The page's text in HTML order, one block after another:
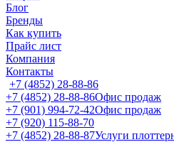
Блог
Бренды
Как купить
Прайс лист
Компания
Контакты
+7 (4852) 28-88-86
+7 (4852) 28-88-86Офис продаж
+7 (901) 994-72-42Офис продаж
+7 (920) 115-88-70
+7 (4852) 28-88-87Услуги